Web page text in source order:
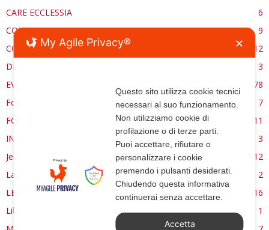
CARE ECCLESSIA
6
CONSERVAZIONE
9
CONTROCANTO
12
DE RE AEDIFICATORIA
3
EVENTI
78
Forma, spazio e ordine
7
FORMAZIONE
11
INTERVIEW
3
Jerusalem
12
La Materia e l'Immagine
2
LETTURE
16
Libri
1
My Agile Privacy® ✕
Questo sito utilizza cookie tecnici
necessari al suo funzionamento.
Non utilizziamo cookie di
profilazione o di terze parti.
Puoi accettare, rifiutare o
personalizzare i cookie
premendo i pulsanti desiderati.
Chiudendo questa informativa
continuerai senza accettare.
Accetta